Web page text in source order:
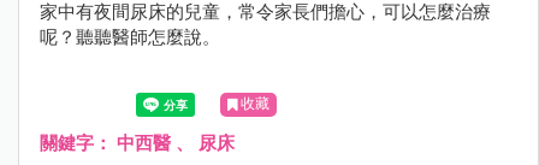
家中有夜間尿床的兒童，常令家長們擔心，可以怎麼治療
呢？聽聽醫師怎麼說。
收藏
關鍵字： 中西醫 、 尿床